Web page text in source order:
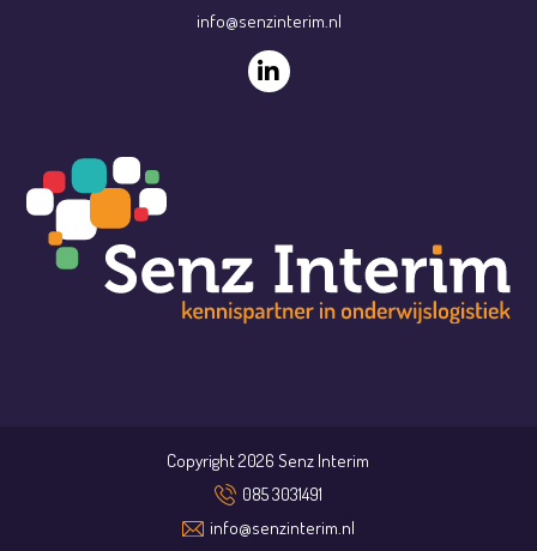
info@senzinterim.nl
Copyright 2026 Senz Interim
085 3031491
info@senzinterim.nl